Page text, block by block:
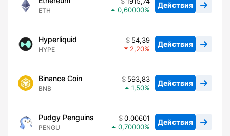
ETH
0,60000
Действия
Hyperliquid
HYPE
54,39
2,20
Действия
Binance Coin
BNB
593,83
1,50
Действия
Pudgy Penguins
PENGU
0,00601
0,70000
Действия